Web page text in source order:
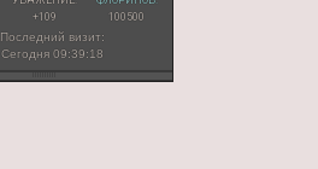
+109
100500
Последний визит:
Сегодня 09:39:18